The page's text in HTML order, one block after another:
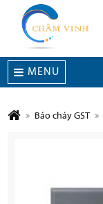
MENU
Báo cháy GST